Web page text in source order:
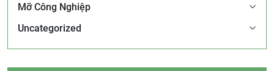
Mỡ Công Nghiệp
Uncategorized